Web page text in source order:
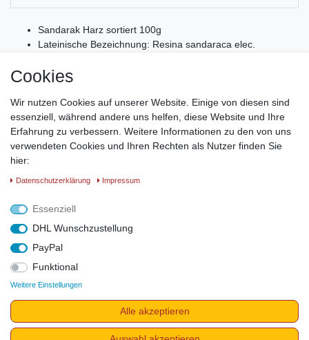
Sandarak Harz sortiert 100g
Lateinische Bezeichnung: Resina sandaraca elec.
Räucherwerk - Räucherharz
Sandarak hat einen starken, harzigen Geruch. Es wird
verräuchert um zu entspannen und innere Ruhe wieder zu
bekommen.
Der Duft hat eine starke Wirkung auf das vegetative
Rauch.
Mischungen eingesetzt werden.
Vertrag widerrufen
Cookies
Wir nutzen Cookies auf unserer Website. Einige von diesen sind
essenziell, während andere uns helfen, diese Website und Ihre
Erfahrung zu verbessern. Weitere Informationen zu den von uns
verwendeten Cookies und Ihren Rechten als Nutzer finden Sie
hier:
Daten­schutz­erklärung Impressum
Essenziell
DHL Wunschzustellung
PayPal
Funktional
Weitere Einstellungen
Alle akzeptieren